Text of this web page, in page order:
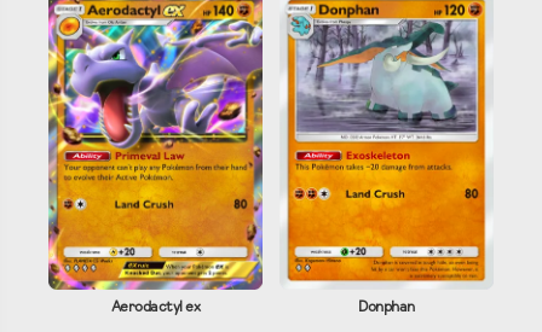
Aerodactyl ex Donphan